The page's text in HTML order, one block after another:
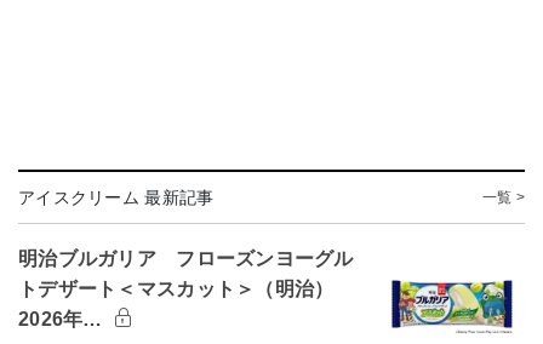
アイスクリーム 最新記事 一覧 >
明治ブルガリア フローズンヨーグル
トデザート＜マスカット＞（明治）
2026年…